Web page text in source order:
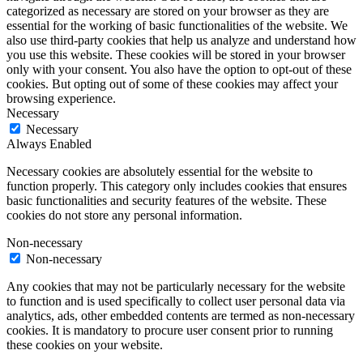
categorized as necessary are stored on your browser as they are
essential for the working of basic functionalities of the website. We
also use third-party cookies that help us analyze and understand how
you use this website. These cookies will be stored in your browser
only with your consent. You also have the option to opt-out of these
cookies. But opting out of some of these cookies may affect your
browsing experience.
Necessary
Necessary
Always Enabled
Necessary cookies are absolutely essential for the website to
function properly. This category only includes cookies that ensures
basic functionalities and security features of the website. These
cookies do not store any personal information.
Non-necessary
Non-necessary
Any cookies that may not be particularly necessary for the website
to function and is used specifically to collect user personal data via
analytics, ads, other embedded contents are termed as non-necessary
cookies. It is mandatory to procure user consent prior to running
these cookies on your website.